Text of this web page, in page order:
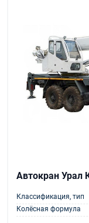
Автокран Урал
Классификация, тип
Колёсная формула